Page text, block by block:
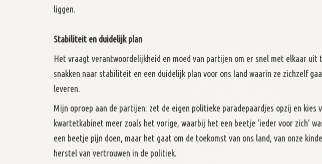
liggen.
Stabiliteit en duidelijk plan
Het vraagt verantwoordelijkheid en moed van partijen om er snel met elkaar uit
snakken naar stabiliteit en een duidelijk plan voor ons land waarin ze zichzelf
leveren.
Mijn oproep aan de partijen: zet de eigen politieke paradepaardjes opzij en kies
kwartetkabinet meer zoals het vorige, waarbij het een beetje ‘ieder voor zich’
een beetje pijn doen, maar het gaat om de toekomst van ons land, van onze
herstel van vertrouwen in de politiek.